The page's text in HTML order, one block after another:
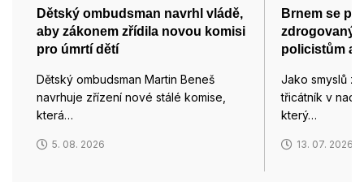
Dětský ombudsman navrhl vládě,
aby zákonem zřídila novou komisi
pro úmrtí dětí
Dětský ombudsman Martin Beneš
navrhuje zřízení nové stálé komise,
která…
5. 08. 2026
Brnem se
zdrogovaný
policistům a
Jako smyslů
třicátník v
který…
13. 07. 2026